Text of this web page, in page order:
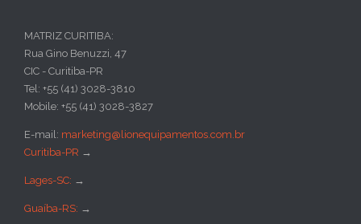
MATRIZ CURITIBA:
Rua Gino Benuzzi, 47
CIC - Curitiba-PR
Tel: +55 (41) 3028-3810
Mobile: +55 (41) 3028-3827
E-mail: marketing@lionequipamentos.com.br
Curitiba-PR →
Lages-SC: →
Guaíba-RS: →